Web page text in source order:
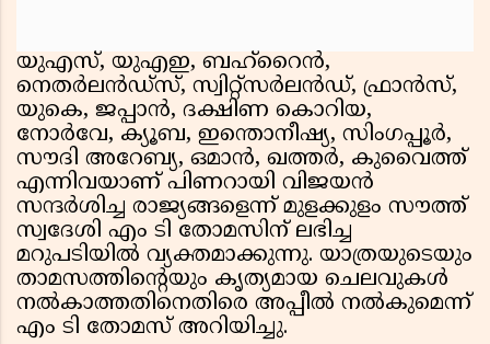
യുഎസ്, യുഎഇ, ബഹ്റൈൻ,
നെതർലൻഡ്‌സ്, സ്വിറ്റ്സർലൻഡ്, ഫ്രാൻസ്,
യുകെ, ജപ്പാൻ, ദക്ഷിണ കൊറിയ,
നോർവേ, ക്യൂബ, ഇന്തൊനീഷ്യ, സിംഗപ്പൂർ,
സൗദി അറേബ്യ, ഒമാൻ, ഖത്തർ, കുവൈത്ത്
എന്നിവയാണ് പിണറായി വിജയൻ
സന്ദർശിച്ച രാജ്യങ്ങളെന്ന് മുളക്കുളം സൗത്ത്
സ്വദേശി എം ടി തോമസിന് ലഭിച്ച
മറുപടിയിൽ വ്യക്തമാക്കുന്നു. യാത്രയുടെയും
താമസത്തിന്റെയും കൃത്യമായ ചെലവുകൾ
നൽകാത്തതിനെതിരെ അപ്പീൽ നൽകുമെന്ന്
എം ടി തോമസ് അറിയിച്ചു.